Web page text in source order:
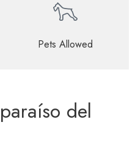
Pets Allowed
del